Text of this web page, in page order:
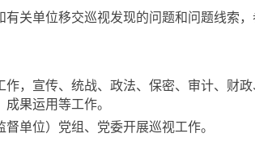
单位移交巡视发现的问题和问题线索，
宣传、统战、政法、保密、审计、财政
果运用等工作。
单位）党组、党委开展巡视工作。